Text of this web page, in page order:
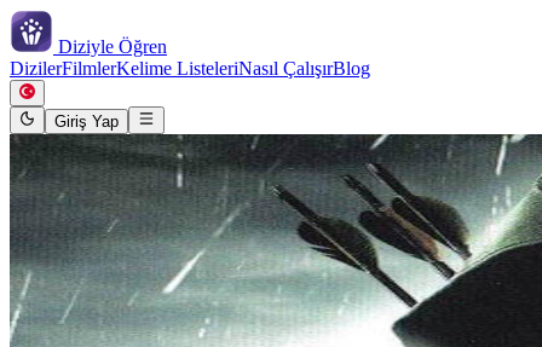
Diziyle Öğren
DizilerFilmlerKelime ListeleriNasıl ÇalışırBlog
Giriş Yap